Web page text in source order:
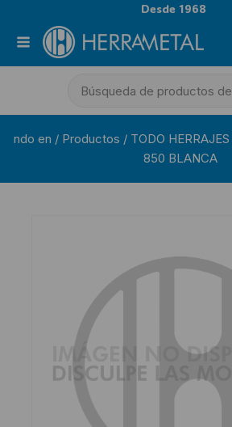
Desde 1968
ndo en / Productos / TODO HERRAJES
850 BLANCA